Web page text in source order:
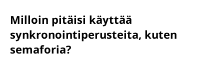
Milloin pitäisi käyttää
synkronointiperusteita, kuten
semaforia?